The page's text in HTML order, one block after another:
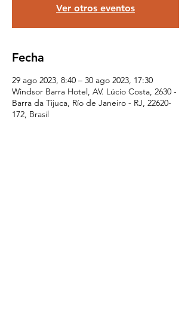
Ver otros eventos
Fecha
29 ago 2023, 8:40 – 30 ago 2023, 17:30
Windsor Barra Hotel, AV. Lúcio Costa, 2630 -
Barra da Tijuca, Río de Janeiro - RJ, 22620-
172, Brasil